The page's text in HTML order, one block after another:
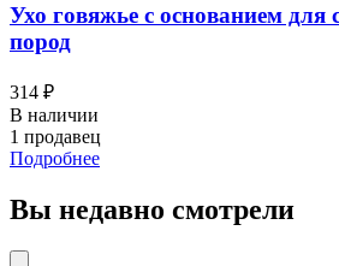
Ухо говяжье с основанием для
пород
314 ₽
В наличии
1 продавец
Подробнее
Вы недавно смотрели